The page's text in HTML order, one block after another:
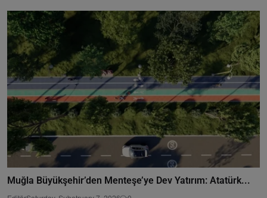
Muğla Büyükşehir’den Menteşe’ye Dev Yatırım: Atatürk...